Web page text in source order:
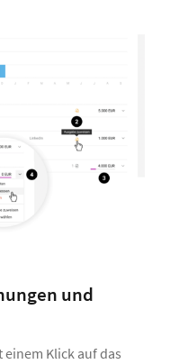
und
Klick auf das